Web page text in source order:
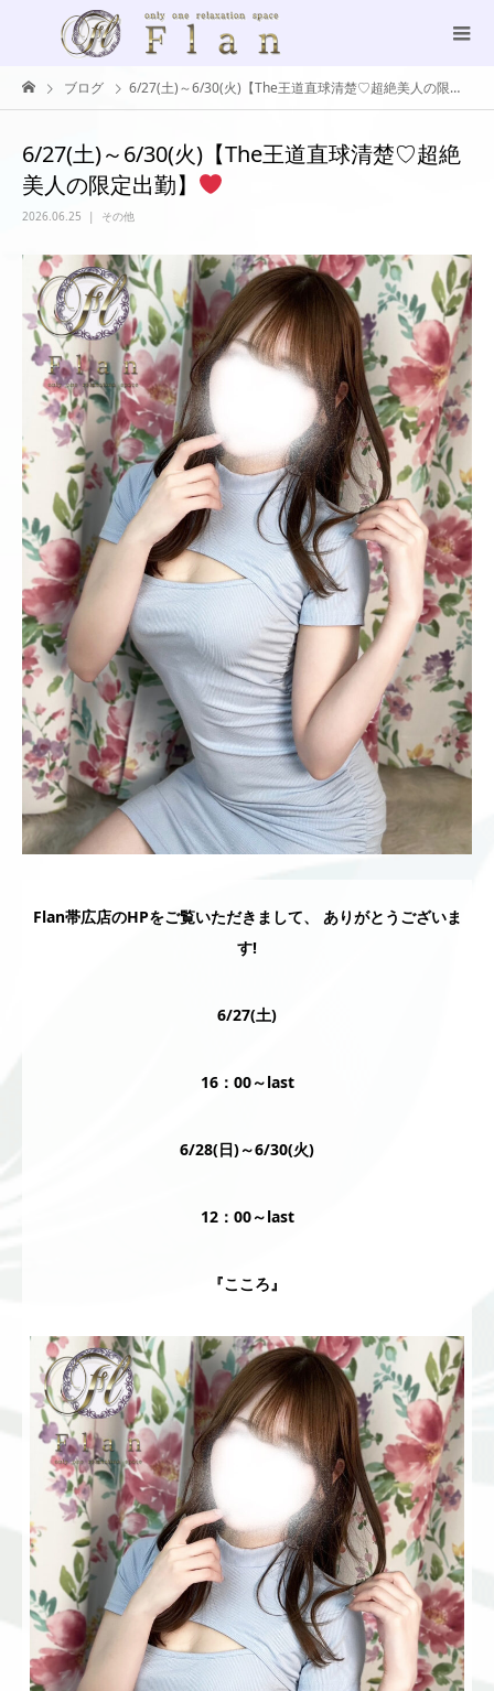
ブログ 6/27(土)～6/30(火)【The王道直球清楚♡超絶美人の限定出勤】
6/27(土)～6/30(火)【The王道直球清楚♡超絶
美人の限定出勤】
2026.06.25 その他
Flan帯広店のHPをご覧いただきまして、 ありがとうございま
す!
6/27(土)
16：00～last
6/28(日)～6/30(火)
12：00～last
『こころ』